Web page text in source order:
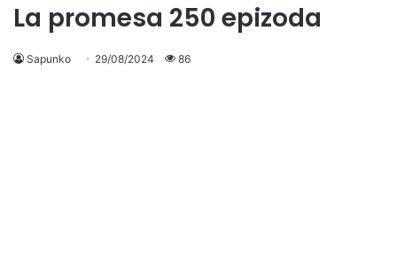
La promesa 250 epizoda
Sapunko 29/08/2024 86